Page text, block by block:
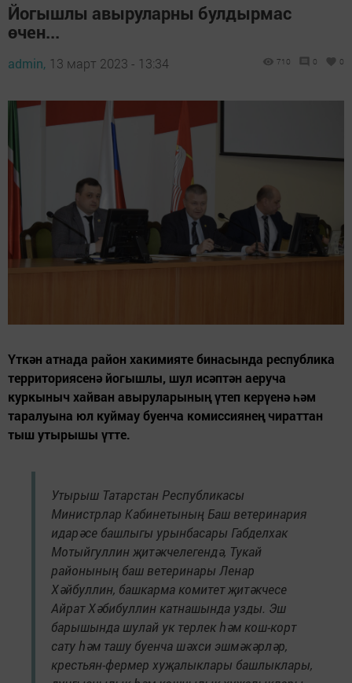
Йогышлы авыруларны булдырмас
өчен...
admin, 13 март 2023 - 13:34 710 0 0
Үткән атнада район хакимияте бинасында республика
территориясенә йогышлы, шул исәптән аеруча
куркыныч хайван авыруларының үтеп керүенә һәм
таралуына юл куймау буенча комиссиянең чираттан
тыш утырышы үтте.
Утырыш Татарстан Республикасы
Министрлар Кабинетының Баш ветеринария
идарәсе башлыгы урынбасары Габделхак
Мотыйгуллин җитәкчелегендә, Тукай
районының баш ветеринары Ленар
Хәйбуллин, башкарма комитет җитәкчесе
Айрат Хәбибуллин катнашында узды. Эш
барышында шулай ук терлек һәм кош-корт
сату һәм ташу буенча шәхси эшмәкәрләр,
крестьян-фермер хуҗалыклары башлыклары,